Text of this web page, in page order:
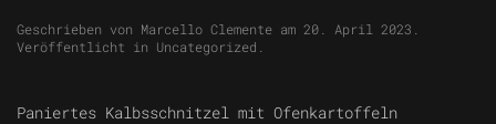
Geschrieben von Marcello Clemente am 20. April 2023
Veröffentlicht in Uncategorized
Paniertes Kalbsschnitzel mit Ofenkartoffeln